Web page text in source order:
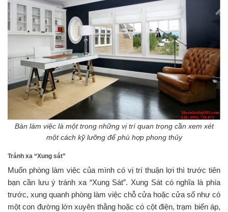
Bàn làm việc là một trong những vị trí quan trọng cần xem xét
một cách kỹ lưỡng để phù hợp phong thủy
Tránh xa “Xung sát”
Muốn phòng làm việc của mình có vị trí thuận lợi thì trước tiên
bạn cần lưu ý tránh xa “Xung Sát”. Xung Sát có nghĩa là phía
trước, xung quanh phòng làm việc chỗ cửa hoặc cửa sổ như có
một con đường lớn xuyên thằng hoặc có cột điện, trạm biến áp,